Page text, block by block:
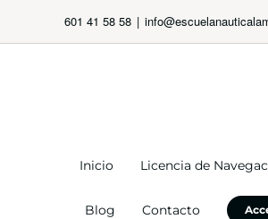
601 41 58 58 |
Inicio Licencia de
Blog Contacto